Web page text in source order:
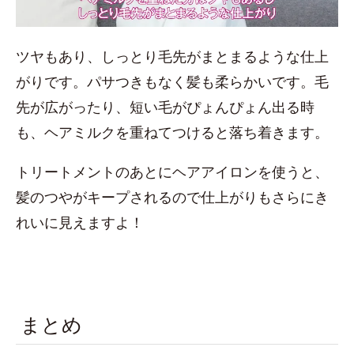
ツヤもあり、しっとり毛先がまとまるような仕上
がりです。パサつきもなく髪も柔らかいです。毛
先が広がったり、短い毛がぴょんぴょん出る時
も、ヘアミルクを重ねてつけると落ち着きます。
トリートメントのあとにヘアアイロンを使うと、
髪のつやがキープされるので仕上がりもさらにき
れいに見えますよ！
まとめ